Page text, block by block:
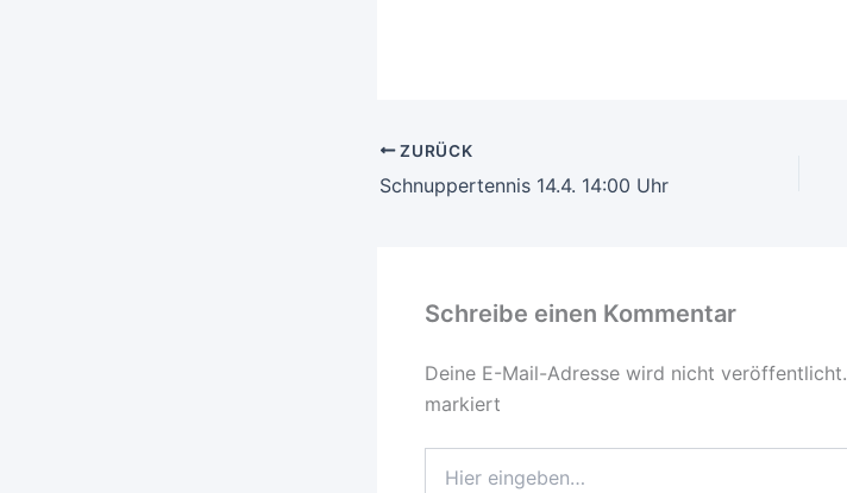
ZURÜCK
Schnuppertennis 14.4. 14:00 Uhr
Schreibe einen Kommentar
Deine E-Mail-Adresse wird nicht veröffentlicht.
markiert
eingeben…